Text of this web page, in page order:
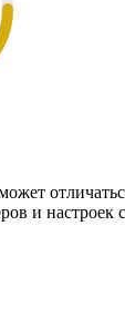
и настроек